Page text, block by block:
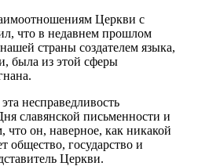
Церкви с
что в недавнем прошлом
страны создателем языка,
была из этой сферы
несправедливость
славянской письменности и
что он, наверное, как никакой
общество, государство и
Церкви.